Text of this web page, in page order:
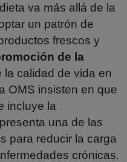
va más allá de la
un patrón de
frescos y
de la
la calidad de vida en
OMS insisten en que
incluye la
una de las
para reducir la carga
crónicas.